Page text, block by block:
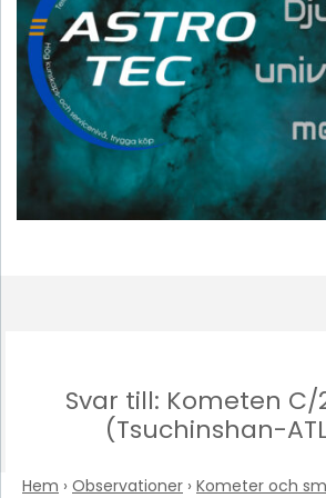
Svar till: Kometen C/
(Tsuchinshan-
Hem › Observationer › Kometer och